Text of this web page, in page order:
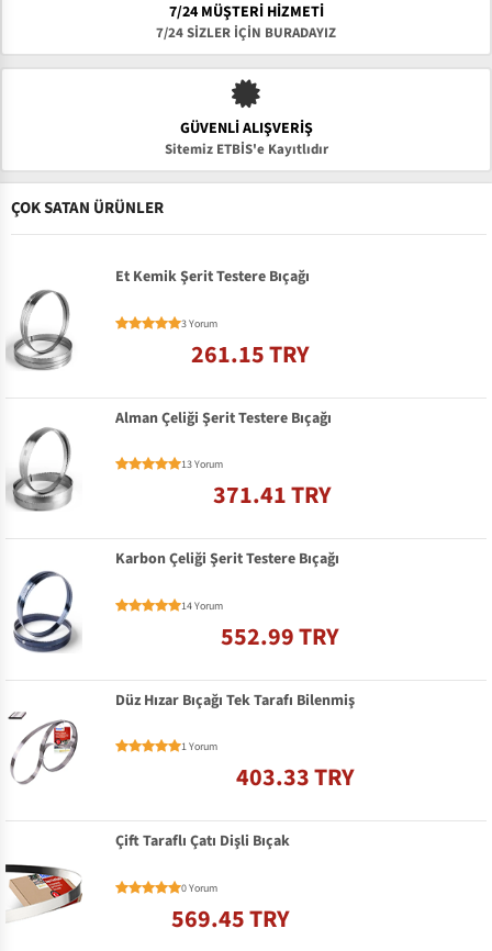
7/24 MÜŞTERİ HİZMETİ
7/24 SİZLER İÇİN BURADAYIZ
GÜVENLI ALIŞVERIŞ
Sitemiz ETBİS'e Kayıtlıdır
ÇOK SATAN ÜRÜNLER
Et Kemik Şerit Testere Bıçağı
3 Yorum
261.15 TRY
Alman Çeliği Şerit Testere Bıçağı
13 Yorum
371.41 TRY
Karbon Çeliği Şerit Testere Bıçağı
14 Yorum
552.99 TRY
Düz Hızar Bıçağı Tek Tarafı Bilenmiş
1 Yorum
403.33 TRY
Çift Taraflı Çatı Dişli Bıçak
0 Yorum
569.45 TRY